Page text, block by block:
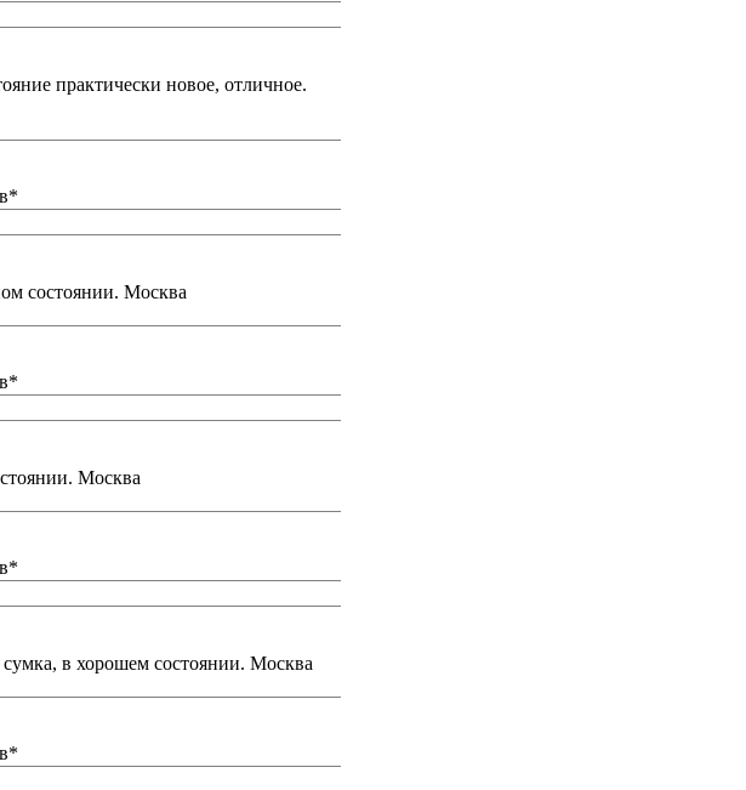
практически новое, отличное.
состоянии. Москва
Москва
в хорошем состоянии. Москва